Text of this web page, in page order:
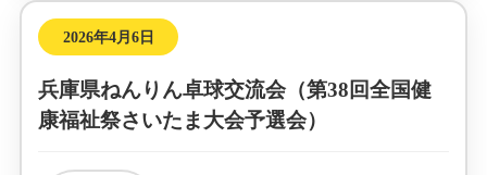
2026年4月6日
兵庫県ねんりん卓球交流会（第38回全国健
康福祉祭さいたま大会予選会）